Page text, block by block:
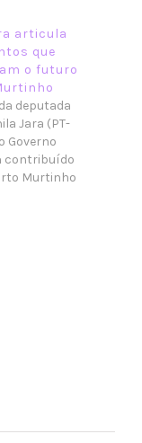
articula
que
o futuro
deputada
Jara (PT-
Governo
contribuído
Murtinho